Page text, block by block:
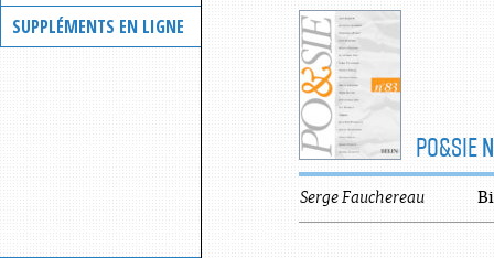
SUPPLÉMENTS EN LIGNE
PO&SIE
Serge Fauchereau